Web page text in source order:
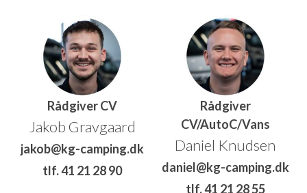
Rådgiver CV
Jakob Gravgaard
jakob@kg-camping.dk
tlf. 41 21 28 90
Rådgiver
CV/AutoC/Vans
Daniel Knudsen
daniel@kg-camping.dk
tlf. 41 21 28 55